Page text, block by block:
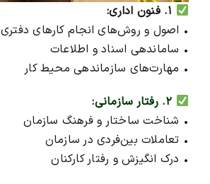
• اصول و روش‌های انجام کارهای دفتری
• ساماندهی اسناد و اطلاعات
• مهارت‌های سازماندهی محیط کار
• شناخت ساختار و فرهنگ سازمان
• تعاملات بین‌فردی در سازمان
• درک انگیزش و رفتار کارکنان